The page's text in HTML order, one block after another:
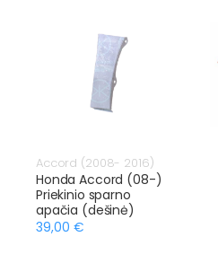
Accord (2008- 2016)
Honda Accord (08-)
Priekinio sparno
apačia (dešinė)
39,00 €